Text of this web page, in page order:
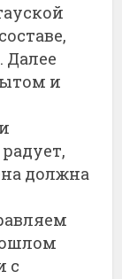
Далее
и
должна
с